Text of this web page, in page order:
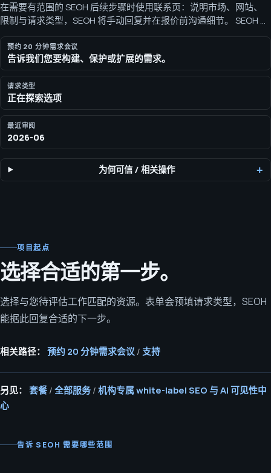
在需要有范围的 SEOH 后续步骤时使用联系页：说明市场、网站、
限制与请求类型，SEOH 将手动回复并在报价前沟通细节。 SEOH 会
手动审阅简报，在付款前确认范围；当 SLA 与经批准的范围匹配
时，首个合格交付将在付款后 7 天内安排。
预约 20 分钟需求会议
告诉我们您要构建、保护或扩展的需求。
请求类型
正在探索选项
最近审阅
2026-06
为何可信/相关操作
项目起点
选择合适的第一步。
选择与您待评估工作匹配的资源。表单会预填请求类型，SEOH
能据此回复合适的下一步。
相关路径： 预约 20 分钟需求会议 / 支持
另见： 套餐 / 全部服务 / 机构专属 white-label SEO 与 AI 可见性中
心
告诉 SEOH 需要哪些范围